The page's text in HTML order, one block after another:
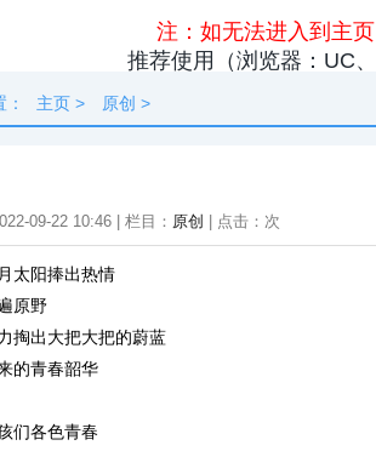
主页 > 原创 >
09-22 10:46 | 栏目： 原创 | 点击： 次
太阳捧出热情
原野
掏出大把大把的蔚蓝
的青春韶华
们各色青春